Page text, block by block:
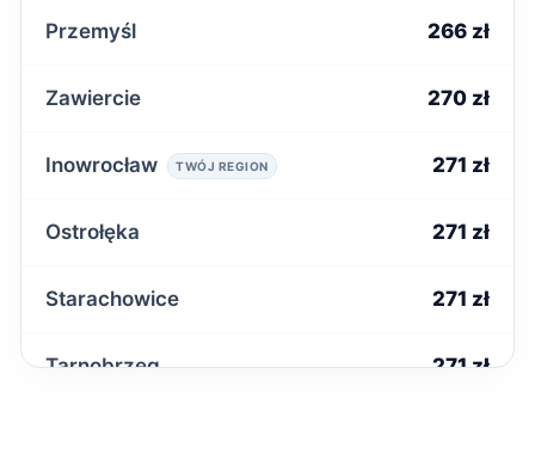
Przemyśl 266 zł
Zawiercie 270 zł
Inowrocław TWÓJ REGION 271 zł
Ostrołęka 271 zł
Starachowice 271 zł
Tarnobrzeg 271 zł